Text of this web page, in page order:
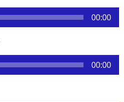
00:00
00:00